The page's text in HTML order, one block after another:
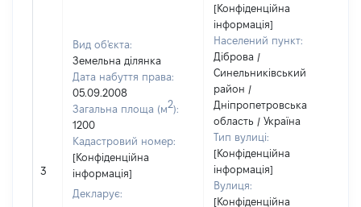
3
Вид об'єкта:
Земельна ділянка
Дата набуття права:
05.09.2008
Загальна площа (м2):
1200
Кадастровий номер:
[Конфіденційна
інформація]
Декларує:
[Конфіденційна
інформація]
Населений пункт:
Діброва /
Синельниківський
район /
Дніпропетровська
область / Україна
Тип вулиці:
[Конфіденційна
інформація]
Вулиця:
[Конфіденційна